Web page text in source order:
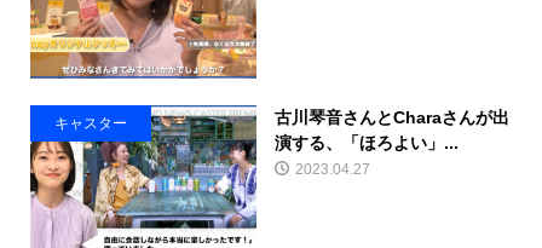
キャスター
古川琴音さんとCharaさんが出
演する、「ほろよい」...
2023.04.27